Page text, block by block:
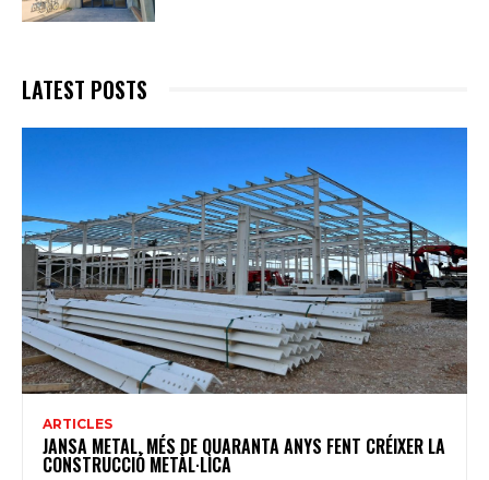
LATEST POSTS
ARTICLES
JANSA METAL, MÉS DE QUARANTA ANYS FENT CRÉIXER LA
CONSTRUCCIÓ METÀL·LICA